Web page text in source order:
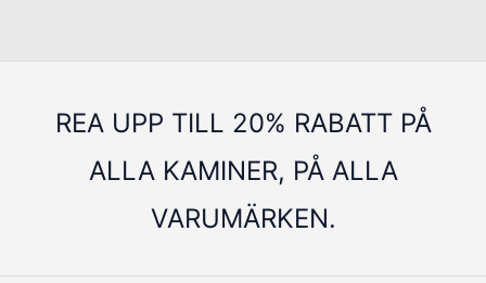
REA UPP TILL 20% RABATT PÅ
ALLA KAMINER, PÅ ALLA
VARUMÄRKEN.